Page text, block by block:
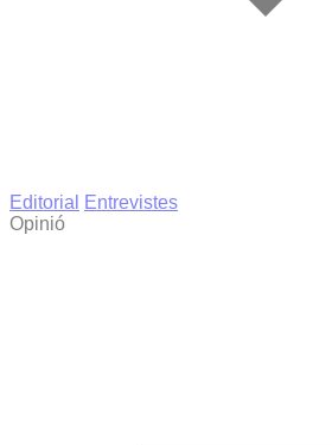
Editorial
Entrevistes
Opinió